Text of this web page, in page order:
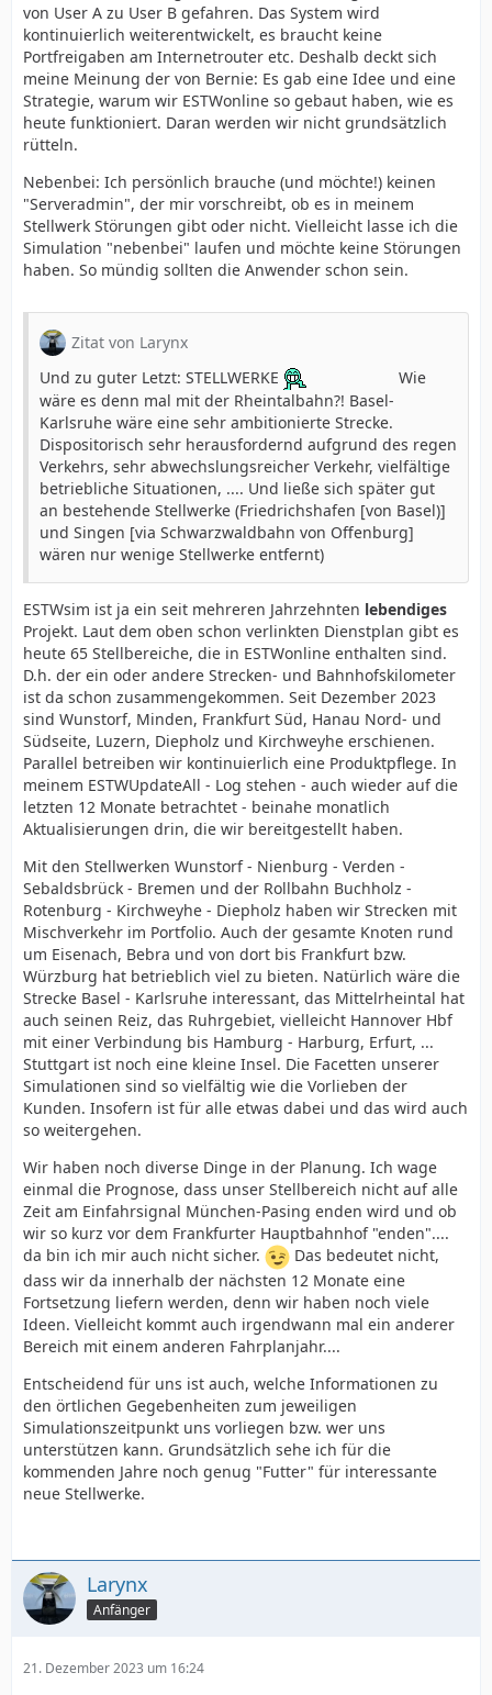
von User A zu User B gefahren. Das System wird
kontinuierlich weiterentwickelt, es braucht keine
Portfreigaben am Internetrouter etc. Deshalb deckt sich
meine Meinung der von Bernie: Es gab eine Idee und eine
Strategie, warum wir ESTWonline so gebaut haben, wie es
heute funktioniert. Daran werden wir nicht grundsätzlich
rütteln.
Nebenbei: Ich persönlich brauche (und möchte!) keinen
"Serveradmin", der mir vorschreibt, ob es in meinem
Stellwerk Störungen gibt oder nicht. Vielleicht lasse ich die
Simulation "nebenbei" laufen und möchte keine Störungen
haben. So mündig sollten die Anwender schon sein.
Zitat von Larynx
Und zu guter Letzt: STELLWERKE
Wie
wäre es denn mal mit der Rheintalbahn?! Basel-
Karlsruhe wäre eine sehr ambitionierte Strecke.
Dispositorisch sehr herausfordernd aufgrund des regen
Verkehrs, sehr abwechslungsreicher Verkehr, vielfältige
betriebliche Situationen, .... Und ließe sich später gut
an bestehende Stellwerke (Friedrichshafen [von Basel)]
und Singen [via Schwarzwaldbahn von Offenburg]
wären nur wenige Stellwerke entfernt)
ESTWsim ist ja ein seit mehreren Jahrzehnten lebendiges
Projekt. Laut dem oben schon verlinkten Dienstplan gibt es
heute 65 Stellbereiche, die in ESTWonline enthalten sind.
D.h. der ein oder andere Strecken- und Bahnhofskilometer
ist da schon zusammengekommen. Seit Dezember 2023
sind Wunstorf, Minden, Frankfurt Süd, Hanau Nord- und
Südseite, Luzern, Diepholz und Kirchweyhe erschienen.
Parallel betreiben wir kontinuierlich eine Produktpflege. In
meinem ESTWUpdateAll - Log stehen - auch wieder auf die
letzten 12 Monate betrachtet - beinahe monatlich
Aktualisierungen drin, die wir bereitgestellt haben.
Mit den Stellwerken Wunstorf - Nienburg - Verden -
Sebaldsbrück - Bremen und der Rollbahn Buchholz -
Rotenburg - Kirchweyhe - Diepholz haben wir Strecken mit
Mischverkehr im Portfolio. Auch der gesamte Knoten rund
um Eisenach, Bebra und von dort bis Frankfurt bzw.
Würzburg hat betrieblich viel zu bieten. Natürlich wäre die
Strecke Basel - Karlsruhe interessant, das Mittelrheintal hat
auch seinen Reiz, das Ruhrgebiet, vielleicht Hannover Hbf
mit einer Verbindung bis Hamburg - Harburg, Erfurt, ...
Stuttgart ist noch eine kleine Insel. Die Facetten unserer
Simulationen sind so vielfältig wie die Vorlieben der
Kunden. Insofern ist für alle etwas dabei und das wird auch
so weitergehen.
Wir haben noch diverse Dinge in der Planung. Ich wage
einmal die Prognose, dass unser Stellbereich nicht auf alle
Zeit am Einfahrsignal München-Pasing enden wird und ob
wir so kurz vor dem Frankfurter Hauptbahnhof "enden"....
da bin ich mir auch nicht sicher.
Das bedeutet nicht,
dass wir da innerhalb der nächsten 12 Monate eine
Fortsetzung liefern werden, denn wir haben noch viele
Ideen. Vielleicht kommt auch irgendwann mal ein anderer
Bereich mit einem anderen Fahrplanjahr....
Entscheidend für uns ist auch, welche Informationen zu
den örtlichen Gegebenheiten zum jeweiligen
Simulationszeitpunkt uns vorliegen bzw. wer uns
unterstützen kann. Grundsätzlich sehe ich für die
kommenden Jahre noch genug "Futter" für interessante
neue Stellwerke.
Larynx
Anfänger
21. Dezember 2023 um 16:24